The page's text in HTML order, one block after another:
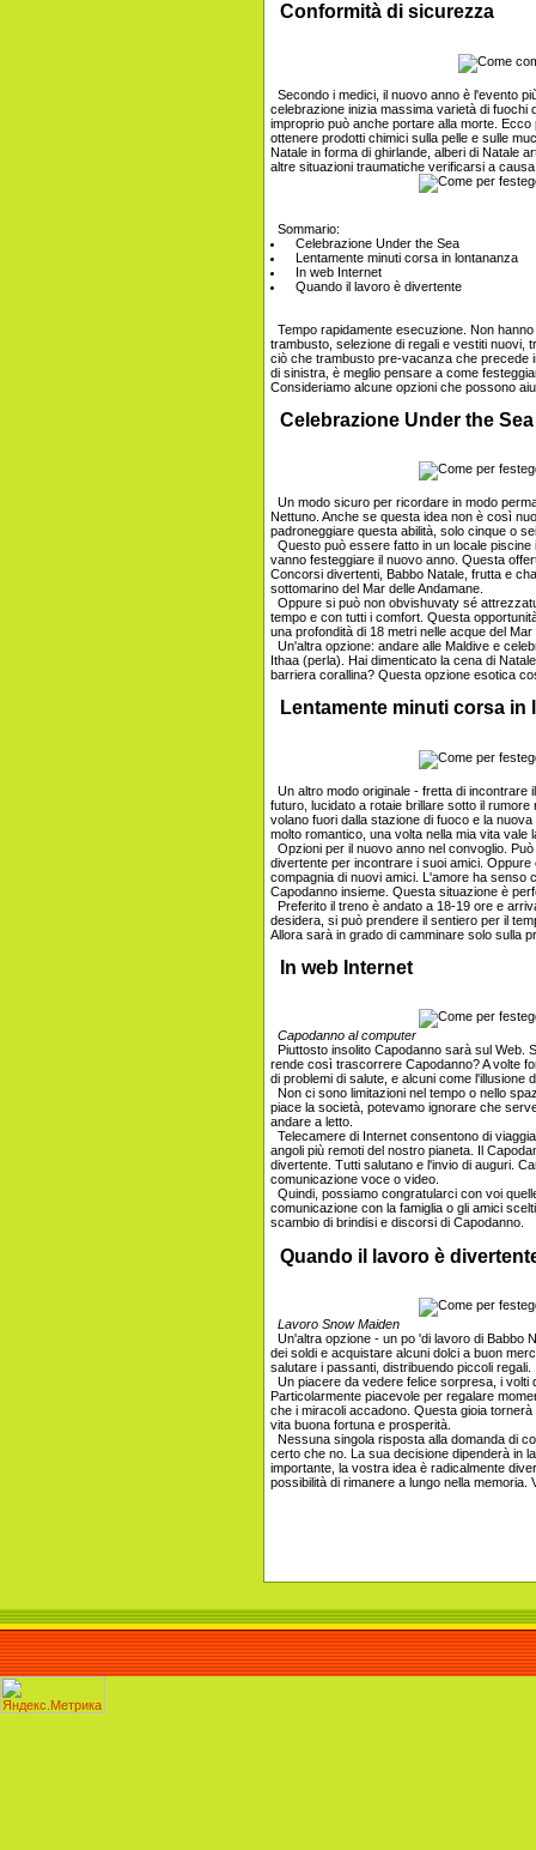
Conformità di sicurezza
Secondo i medici, il nuovo anno è l'evento
celebrazione inizia massima varietà di fuochi
improprio può anche portare alla morte.
ottenere prodotti chimici sulla pelle e sulle
Natale in forma di ghirlande, alberi di Natale
altre situazioni traumatiche verificarsi a
Sommario:
Celebrazione Under the Sea
Lentamente minuti corsa in lontananza
In web Internet
Quando il lavoro è divertente
Tempo rapidamente esecuzione. Non
trambusto, selezione di regali e vestiti nuovi,
ciò che trambusto pre-vacanza che precede
di sinistra, è meglio pensare a come
Consideriamo alcune opzioni che possono
Celebrazione Under the Sea
Un modo sicuro per ricordare in modo
Nettuno. Anche se questa idea non è così
padroneggiare questa abilità, solo cinque o
Questo può essere fatto in un locale
vanno festeggiare il nuovo anno. Questa
Concorsi divertenti, Babbo Natale, frutta e
sottomarino del Mar delle Andamane.
Oppure si può non obvishuvaty sé
tempo e con tutti i comfort. Questa
una profondità di 18 metri nelle acque del
Un'altra opzione: andare alle Maldive e
Ithaa (perla). Hai dimenticato la cena di
barriera corallina? Questa opzione esotica
Lentamente minuti corsa in
Un altro modo originale - fretta di incontrare
futuro, lucidato a rotaie brillare sotto il
volano fuori dalla stazione di fuoco e la
molto romantico, una volta nella mia vita vale
Opzioni per il nuovo anno nel convoglio.
divertente per incontrare i suoi amici.
compagnia di nuovi amici. L'amore ha senso
Capodanno insieme. Questa situazione è
Preferito il treno è andato a 18-19 ore e
desidera, si può prendere il sentiero per il
Allora sarà in grado di camminare solo sulla
In web Internet
Capodanno al computer
Piuttosto insolito Capodanno sarà sul Web.
rende così trascorrere Capodanno? A volte
di problemi di salute, e alcuni come l'illusione
Non ci sono limitazioni nel tempo o nello
piace la società, potevamo ignorare che
andare a letto.
Telecamere di Internet consentono di
angoli più remoti del nostro pianeta. Il
divertente. Tutti salutano e l'invio di auguri.
comunicazione voce o video.
Quindi, possiamo congratularci con voi
comunicazione con la famiglia o gli amici
scambio di brindisi e discorsi di Capodanno.
Quando il lavoro è
Lavoro Snow Maiden
Un'altra opzione - un po 'di lavoro di Babbo
dei soldi e acquistare alcuni dolci a buon
salutare i passanti, distribuendo piccoli regali.
Un piacere da vedere felice sorpresa, i volti
Particolarmente piacevole per regalare
che i miracoli accadono. Questa gioia
vita buona fortuna e prosperità.
Nessuna singola risposta alla domanda di
certo che no. La sua decisione dipenderà in
importante, la vostra idea è radicalmente
possibilità di rimanere a lungo nella